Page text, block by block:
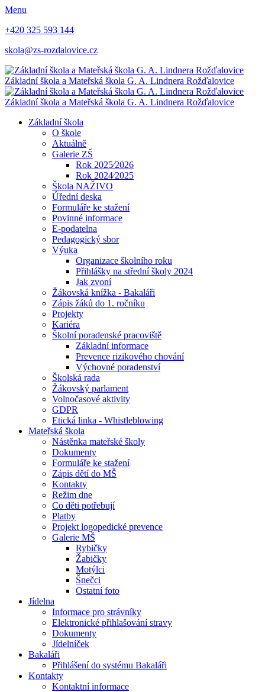
Menu
+420 325 593 144
skola@zs-rozdalovice.cz
Základní škola a Mateřská škola G. A. Lindnera Rožďalovice
Základní škola a Mateřská škola G. A. Lindnera Rožďalovice
Základní škola
O škole
Aktuálně
Galerie ZŠ
Rok 2025⁄2026
Rok 2024⁄2025
Škola NAŽIVO
Úřední deska
Formuláře ke stažení
Povinné informace
E-podatelna
Pedagogický sbor
Výuka
Organizace školního roku
Přihlášky na střední školy 2024
Jak zvoní
Žákovská knížka - Bakaláři
Zápis žáků do 1. ročníku
Projekty
Kariéra
Školní poradenské pracoviště
Základní informace
Prevence rizikového chování
Výchovné poradenství
Školská rada
Žákovský parlament
Volnočasové aktivity
GDPR
Etická linka - Whistleblowing
Mateřská škola
Nástěnka mateřské školy
Dokumenty
Formuláře ke stažení
Zápis dětí do MŠ
Kontakty
Režim dne
Co děti potřebují
Platby
Projekt logopedické prevence
Galerie MŠ
Rybičky
Žabičky
Motýlci
Šnečci
Ostatní foto
Jídelna
Informace pro strávníky
Elektronické přihlašování stravy
Dokumenty
Jídelníček
Bakaláři
Přihlášení do systému Bakaláři
Kontakty
Kontaktní informace